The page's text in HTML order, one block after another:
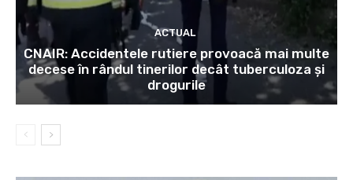
ACTUAL
CNAIR: Accidentele rutiere provoacă mai multe
decese în rândul tinerilor decât tuberculoza și
drogurile